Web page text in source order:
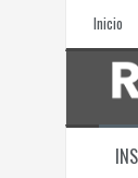
Inicio